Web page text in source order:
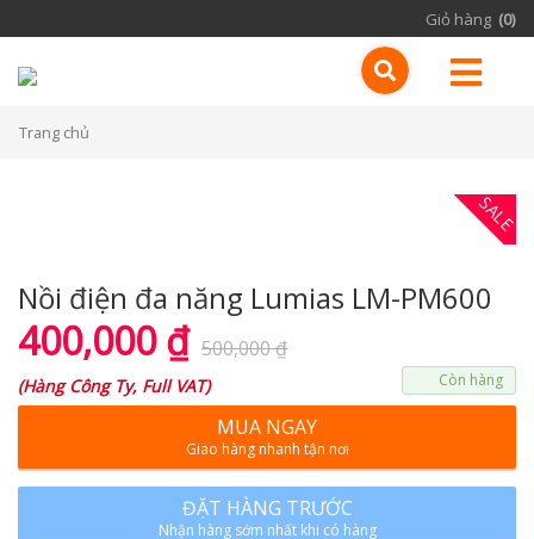
Giỏ hàng (0)
Trang chủ
SALE
Nồi điện đa năng Lumias LM-PM600
400,000₫ 500,000₫
(Hàng Công Ty, Full VAT) Còn hàng
MUA NGAY
Giao hàng nhanh tận nơi
ĐẶT HÀNG TRƯỚC
Nhận hàng sớm nhất khi có hàng